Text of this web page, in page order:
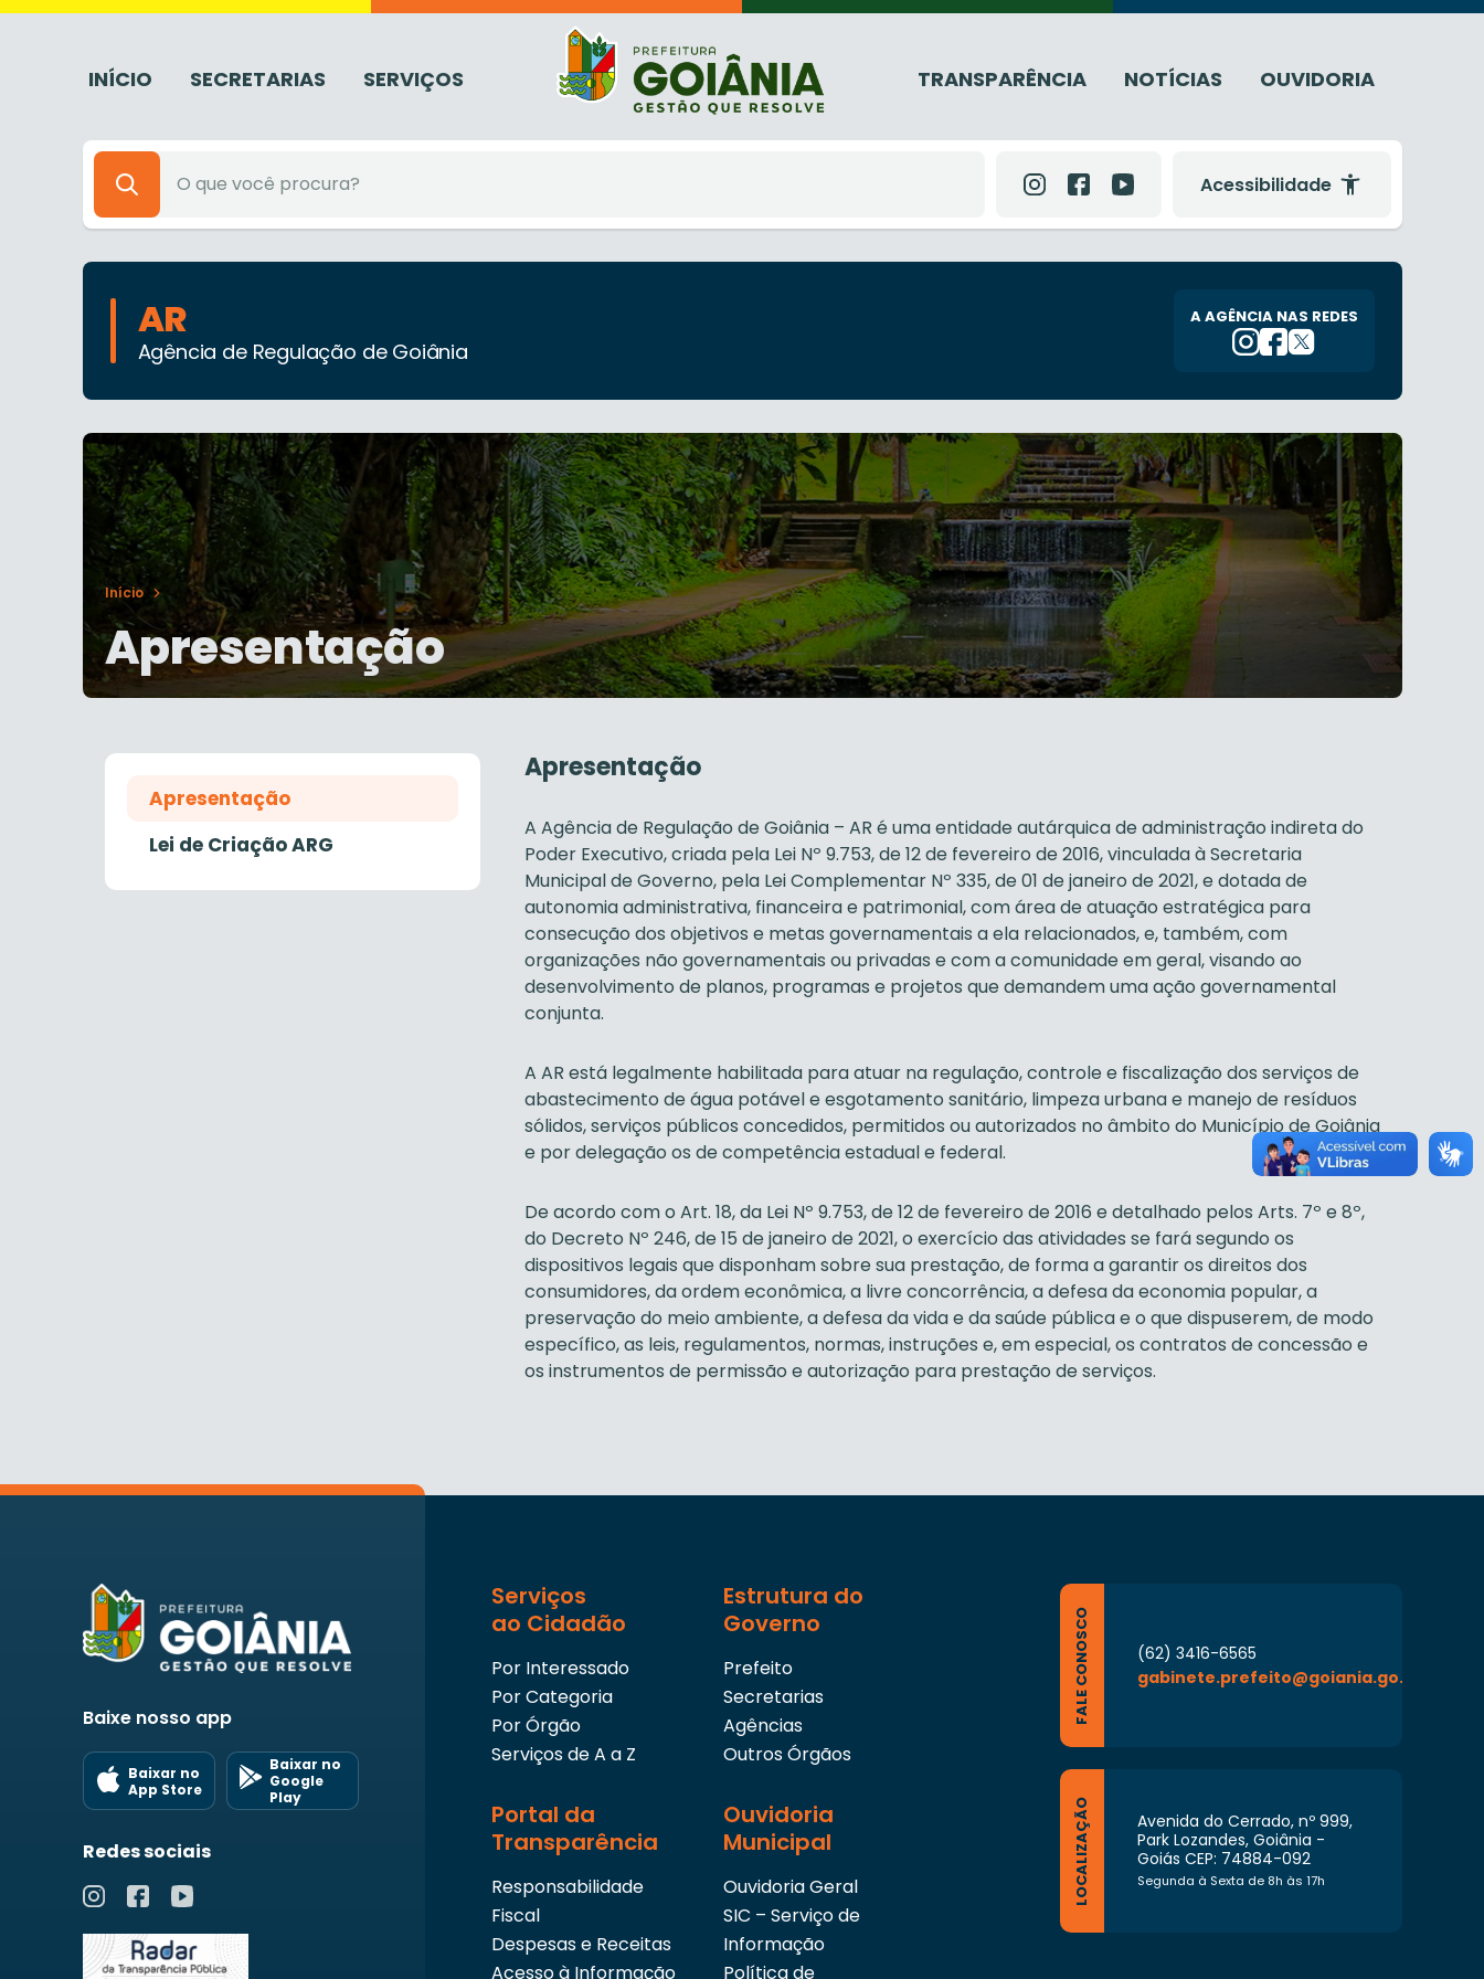
INÍCIO SECRETARIAS SERVIÇOS TRANSPARÊNCIA NOTÍCIAS OUVIDORIA
Acessibilidade
AR
Agência de Regulação de Goiânia
A AGÊNCIA NAS REDES
Início
Apresentação
Apresentação
Lei de Criação ARG
Apresentação
A Agência de Regulação de Goiânia – AR é uma entidade autárquica de administração indireta do
Poder Executivo, criada pela Lei Nº 9.753, de 12 de fevereiro de 2016, vinculada à Secretaria
Municipal de Governo, pela Lei Complementar Nº 335, de 01 de janeiro de 2021, e dotada de
autonomia administrativa, financeira e patrimonial, com área de atuação estratégica para
consecução dos objetivos e metas governamentais a ela relacionados, e, também, com
organizações não governamentais ou privadas e com a comunidade em geral, visando ao
desenvolvimento de planos, programas e projetos que demandem uma ação governamental
conjunta.
A AR está legalmente habilitada para atuar na regulação, controle e fiscalização dos serviços de
abastecimento de água potável e esgotamento sanitário, limpeza urbana e manejo de resíduos
sólidos, serviços públicos concedidos, permitidos ou autorizados no âmbito do Município de Goiânia
e por delegação os de competência estadual e federal.
De acordo com o Art. 18, da Lei Nº 9.753, de 12 de fevereiro de 2016 e detalhado pelos Arts. 7º e 8º,
do Decreto Nº 246, de 15 de janeiro de 2021, o exercício das atividades se fará segundo os
dispositivos legais que disponham sobre sua prestação, de forma a garantir os direitos dos
consumidores, da ordem econômica, a livre concorrência, a defesa da economia popular, a
preservação do meio ambiente, a defesa da vida e da saúde pública e o que dispuserem, de modo
específico, as leis, regulamentos, normas, instruções e, em especial, os contratos de concessão e
os instrumentos de permissão e autorização para prestação de serviços.
Baixe nosso app
Baixar no
App Store
Baixar no
Google
Play
Redes sociais
Serviços
ao Cidadão
Por Interessado
Por Categoria
Por Órgão
Serviços de A a Z
Estrutura do
Governo
Prefeito
Secretarias
Agências
Outros Órgãos
Portal da
Transparência
Responsabilidade
Fiscal
Despesas e Receitas
Acesso à Informação
Ouvidoria
Municipal
Ouvidoria Geral
SIC – Serviço de
Informação
Política de
FALE CONOSCO
(62) 3416-6565
gabinete.prefeito@goiania.go.gov.br
LOCALIZAÇÃO
Avenida do Cerrado, nº 999,
Park Lozandes, Goiânia -
Goiás CEP: 74884-092
Segunda à Sexta de 8h às 17h